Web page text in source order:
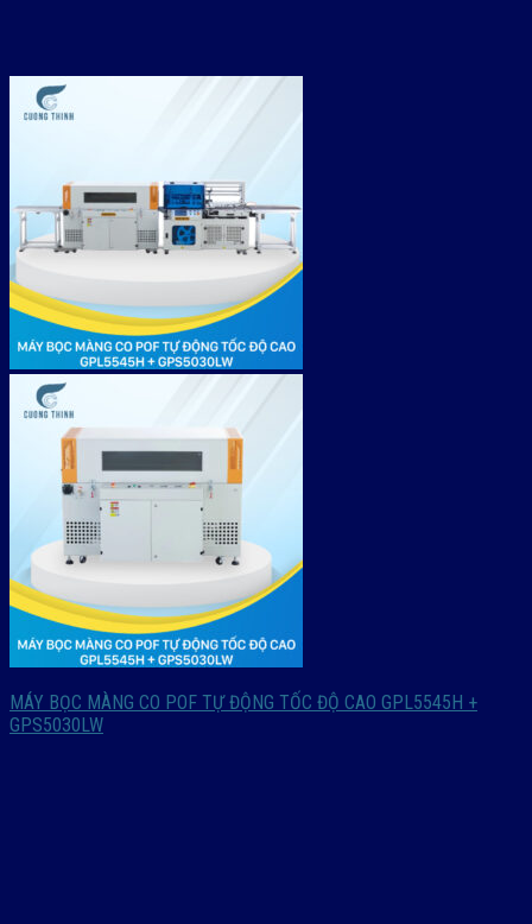
MÁY BỌC MÀNG CO POF TỰ ĐỘNG TỐC ĐỘ CAO GPL5545H +
GPS5030LW